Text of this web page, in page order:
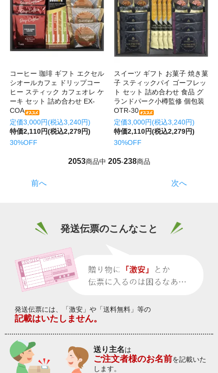
コーヒー 珈琲 ギフト エクセル
シオールカフェ ドリップコー
ヒー スティック カフェオレ ケ
ーキ セット 詰め合わせ EX-
COA
定価3,000円(税込3,240円)
特価2,110円(税込2,279円)
30%OFF
スイーツ ギフト お菓子 焼き菓
子 スティックパイ ゴーフレッ
ト セット 詰め合わせ 食品 グ
ランドパーク小樽監修 個包装
OTR-30
定価3,000円(税込3,240円)
特価2,110円(税込2,279円)
30%OFF
2053商品中 205-238商品
前へ 次へ
発送伝票のこんなこと
発送伝票には、「激安」や「送料無料」等の
記載はいたしません。
送り主名は
ご注文者様のお名前を記載いた
します。